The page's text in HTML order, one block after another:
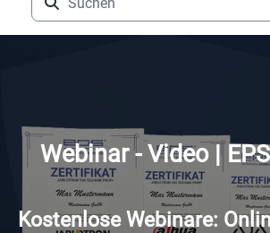
Webinar - Video |
Kostenlose Webinare: